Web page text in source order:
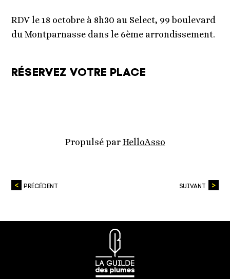
RDV le 18 octobre à 8h30 au Select, 99 boulevard
du Montparnasse dans le 6ème arrondissement.
RÉSERVEZ VOTRE PLACE
Propulsé par HelloAsso
PRÉCÉDENT SUIVANT